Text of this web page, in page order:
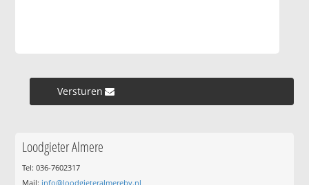
Versturen »
Loodgieter Almere
Tel: 036-7602317
Mail: info@loodgieteralmerebv.nl